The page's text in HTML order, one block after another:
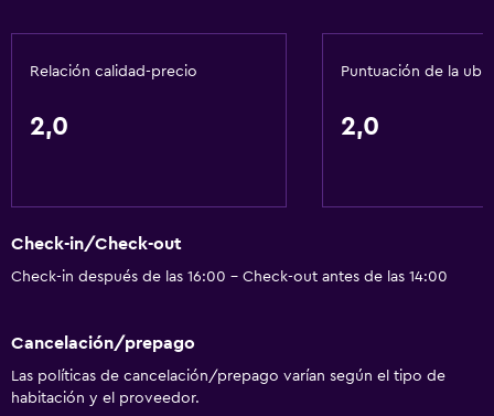
Relación calidad-precio
2,0
Puntuación de la
2,0
Check-in/Check-out
Check-in después de las 16:00 - Check-out antes de las 14:00
Cancelación/prepago
Las políticas de cancelación/prepago varían según el tipo de
habitación y el proveedor.